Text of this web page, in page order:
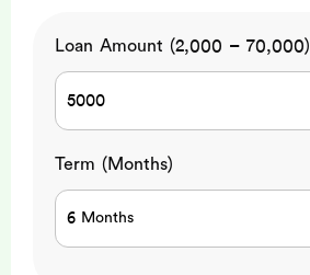
Loan Amount (2,000 – 70,000)
Term (Months)
6 Months